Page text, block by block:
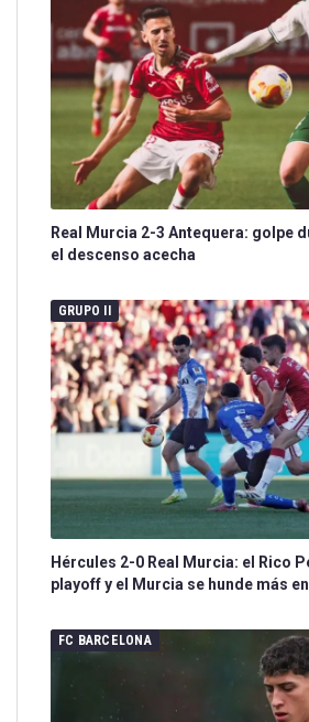
Real Murcia 2-3 Antequera: golpe
el descenso acecha
GRUPO II
Hércules 2-0 Real Murcia: el Rico
playoff y el Murcia se hunde más
FC BARCELONA